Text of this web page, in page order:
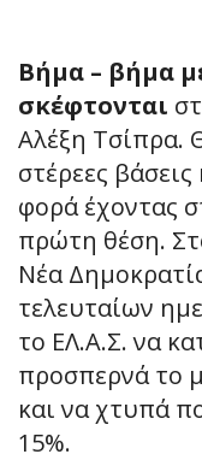
Βήμα – βήμα
σκέφτονται
Αλέξη Τσίπρα.
στέρεες
φορά έχοντας
πρώτη θέση.
Νέα
τελευταίων
το ΕΛ.Α.Σ. να
προσπερνά το
και να χτυπά
15%.